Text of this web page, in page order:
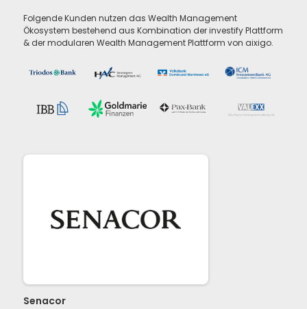
Folgende Kunden nutzen das Wealth Management
Ökosystem bestehend aus Kombination der investify Plattform
& der modularen Wealth Management Plattform von aixigo.
Senacor